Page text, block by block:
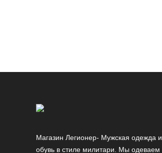
Магазин Легионер- Мужская одежда и
обувь в стиле милитари. Мы одеваем